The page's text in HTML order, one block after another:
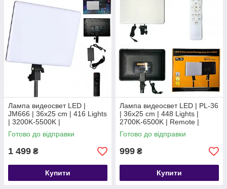
Лампа видеосвет LED |
JM666 | 36x25 cm | 416 Lights
| 3200K-5500K |
Готово до відправки
1 499 ₴
Купити
Лампа видеосвет LED | PL-36
| 36x25 cm | 448 Lights |
2700K-6500K | Remote |
Adapter Inside
Готово до відправки
999 ₴
Купити